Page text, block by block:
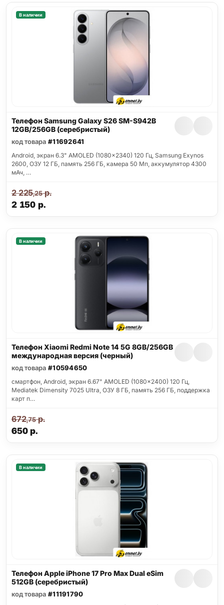
В наличии
Телефон Samsung Galaxy S26 SM-S942B
12GB/256GB (серебристый)
код товара #11692641
Android, экран 6.3" AMOLED (1080x2340) 120 Гц, Samsung Exynos
2600, ОЗУ 12 ГБ, память 256 ГБ, камера 50 Мп, аккумулятор 4300
мАч, …
2 150 р.
2 225,25р.
В наличии
Телефон Xiaomi Redmi Note 14 5G 8GB/256GB
международная версия (черный)
код товара #10594650
смартфон, Android, экран 6.67" AMOLED (1080x2400) 120 Гц,
Mediatek Dimensity 7025 Ultra, ОЗУ 8 ГБ, память 256 ГБ, поддержка
карт п…
650р.
672,75р.
В наличии
Телефон Apple iPhone 17 Pro Max Dual eSim
512GB (серебристый)
код товара #11191790